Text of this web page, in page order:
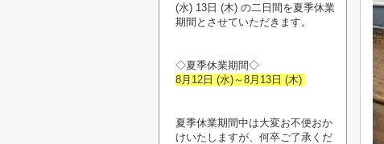
(水) 13日 (木) の二日間を夏季休業
期間とさせていただきます。
◇夏季休業期間◇
8月12日 (水)～8月13日 (木)
夏季休業期間中は大変お不便おか
けいたしますが、何卒ご了承くだ